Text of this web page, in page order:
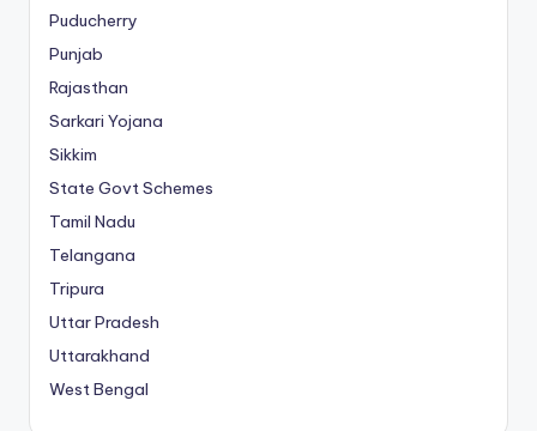
Puducherry
Punjab
Rajasthan
Sarkari Yojana
Sikkim
State Govt Schemes
Tamil Nadu
Telangana
Tripura
Uttar Pradesh
Uttarakhand
West Bengal